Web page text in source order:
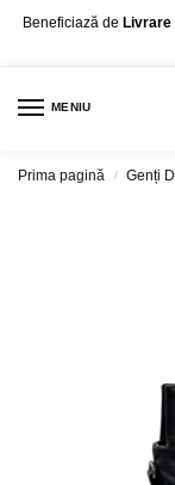
Beneficiază de Livrare
MENIU
Prima pagină / Genți